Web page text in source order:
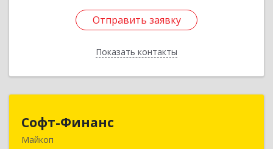
Отправить заявку
Показать контакты
Отправить заявку
Назад
Софт-Финанс
Майкоп385006, Адыгея Респ, Майкоп г, Калинина ул,